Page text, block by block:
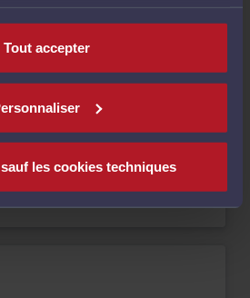
du site.
Tout accepter
les cookies techniques
la consommation